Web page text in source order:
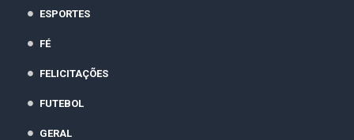
ESPORTES
FÉ
FELICITAÇÕES
FUTEBOL
GERAL